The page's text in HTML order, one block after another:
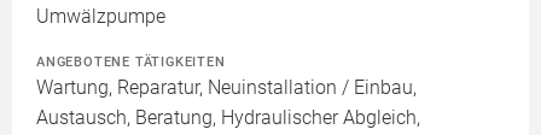
Umwälzpumpe
ANGEBOTENE TÄTIGKEITEN
Wartung, Reparatur, Neuinstallation / Einbau,
Austausch, Beratung, Hydraulischer Abgleich,